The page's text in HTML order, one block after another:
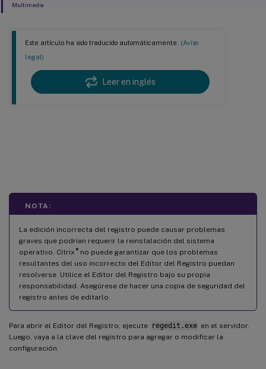
Este artículo ha sido traducido automáticamente. (Aviso
legal)
Leer en inglés
NOTA:
La edición incorrecta del registro puede causar problemas
graves que podrían requerir la reinstalación del sistema
operativo. Citrix ®no puede garantizar que los problemas
resultantes del uso incorrecto del Editor del Registro puedan
resolverse. Utilice el Editor del Registro bajo su propia
responsabilidad. Asegúrese de hacer una copia de seguridad del
registro antes de editarlo.
Para abrir el Editor del Registro, ejecute regedit.exe en el servidor.
Luego, vaya a la clave del registro para agregar o modificar la
configuración.
Multimedia